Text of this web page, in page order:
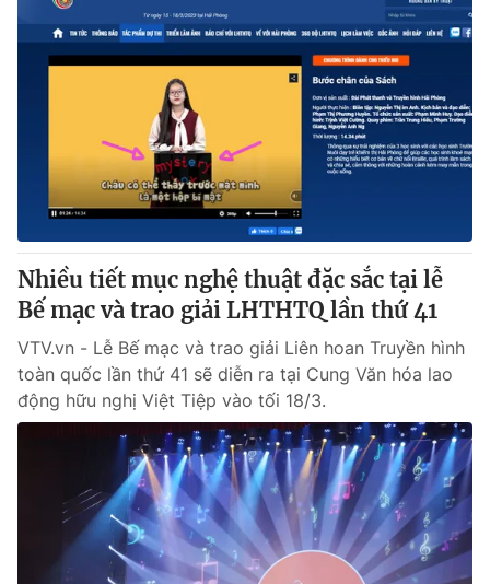
Nhiều tiết mục nghệ thuật đặc sắc tại lễ
Bế mạc và trao giải LHTHTQ lần thứ 41
VTV.vn - Lễ Bế mạc và trao giải Liên hoan Truyền hình
toàn quốc lần thứ 41 sẽ diễn ra tại Cung Văn hóa lao
động hữu nghị Việt Tiệp vào tối 18/3.